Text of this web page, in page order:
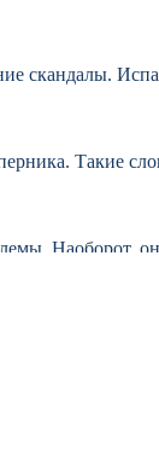
скандалы.
Такие
Наоборот, он